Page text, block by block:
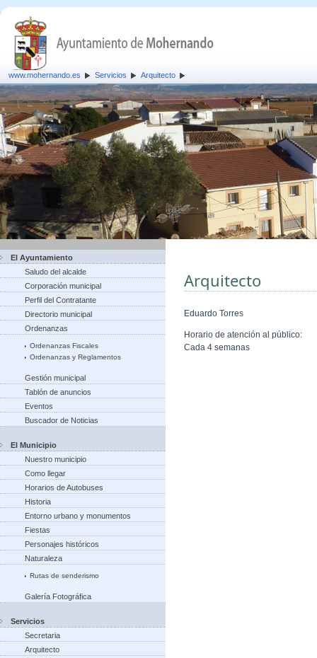
www.mohernando.es Servicios Arquitecto
El Ayuntamiento
Saludo del alcalde
Corporación municipal
Perfil del Contratante
Directorio municipal
Ordenanzas
Ordenanzas Fiscales
Ordenanzas y Reglamentos
Gestión municipal
Tablón de anuncios
Eventos
Buscador de Noticias
El Municipio
Nuestro municipio
Como llegar
Horarios de Autobuses
Historia
Entorno urbano y monumentos
Fiestas
Personajes históricos
Naturaleza
Rutas de senderismo
Galería Fotográfica
Servicios
Secretaria
Arquitecto
Arquitecto
Eduardo Torres
Horario de atención al público:
Cada 4 semanas